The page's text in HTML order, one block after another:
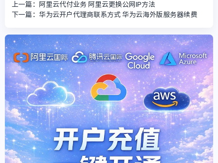
上一篇：阿里云代付业务 阿里云更换公网IP方法
下一篇：华为云开户代理商联系方式 华为云海外版服务器续费